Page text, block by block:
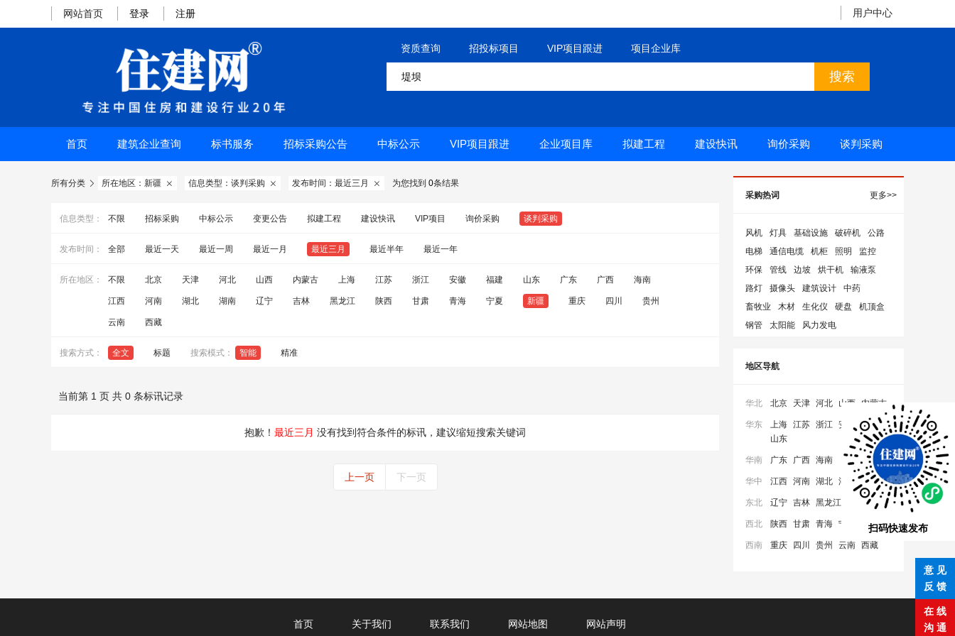
网站首页 登录 注册 用户中心
资质查询 招投标项目 VIP项目跟进 项目企业库
首页 建筑企业查询 标书服务 招标采购公告 中标公示 VIP项目跟进 企业项目库 拟建工程 建设快讯 询价采购 谈判采购
所有分类  所在地区：新疆  信息类型：谈判采购  发布时间：最近三月  为您找到 0条结果
信息类型： 不限 招标采购 中标公示 变更公告 拟建工程 建设快讯 VIP项目 询价采购 谈判采购
发布时间： 全部 最近一天 最近一周 最近一月 最近三月 最近半年 最近一年
所在地区： 不限 北京 天津 河北 山西 内蒙古 上海 江苏 浙江 安徽 福建 山东 广东 广西 海南
江西 河南 湖北 湖南 辽宁 吉林 黑龙江 陕西 甘肃 青海 宁夏 新疆 重庆 四川 贵州
云南 西藏
搜索方式： 全文 标题 搜索模式： 智能 精准
当前第 1 页 共 0 条标讯记录
抱歉！ 最近三月 没有找到符合条件的标讯，建议缩短搜索关键词
上一页 下一页
采购热词 更多>>
风机 灯具 基础设施 破碎机
公路
电梯
通信电缆 机柜 照明
监控
环保
管线 边坡 烘干机
输液泵
路灯
摄像头 建筑设计
中药
畜牧业
木材 生化仪 硬盘
机顶盒
钢管
太阳能 风力发电
地区导航
华北 北京 天津 河北 山西 内蒙古
华东 上海 江苏 浙江 安徽
福建
山东
华南 广东 广西 海南
华中 江西 河南 湖北 湖南
东北 辽宁 吉林 黑龙江
西北 陕西 甘肃 青海 宁夏 新疆
西南 重庆 四川 贵州 云南 西藏
首页 关于我们 联系我们 网站地图 网站声明
扫码快速发布
意 见
反 馈
在 线
沟 通